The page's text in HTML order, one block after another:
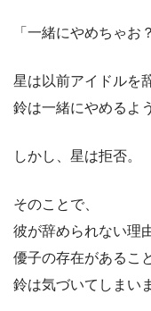
「一緒にやめちゃお
星は以前アイドルを
鈴は一緒にやめるよ
しかし、星は拒否。
そのことで、
彼が辞められない理
優子の存在があるこ
鈴は気づいてしまい